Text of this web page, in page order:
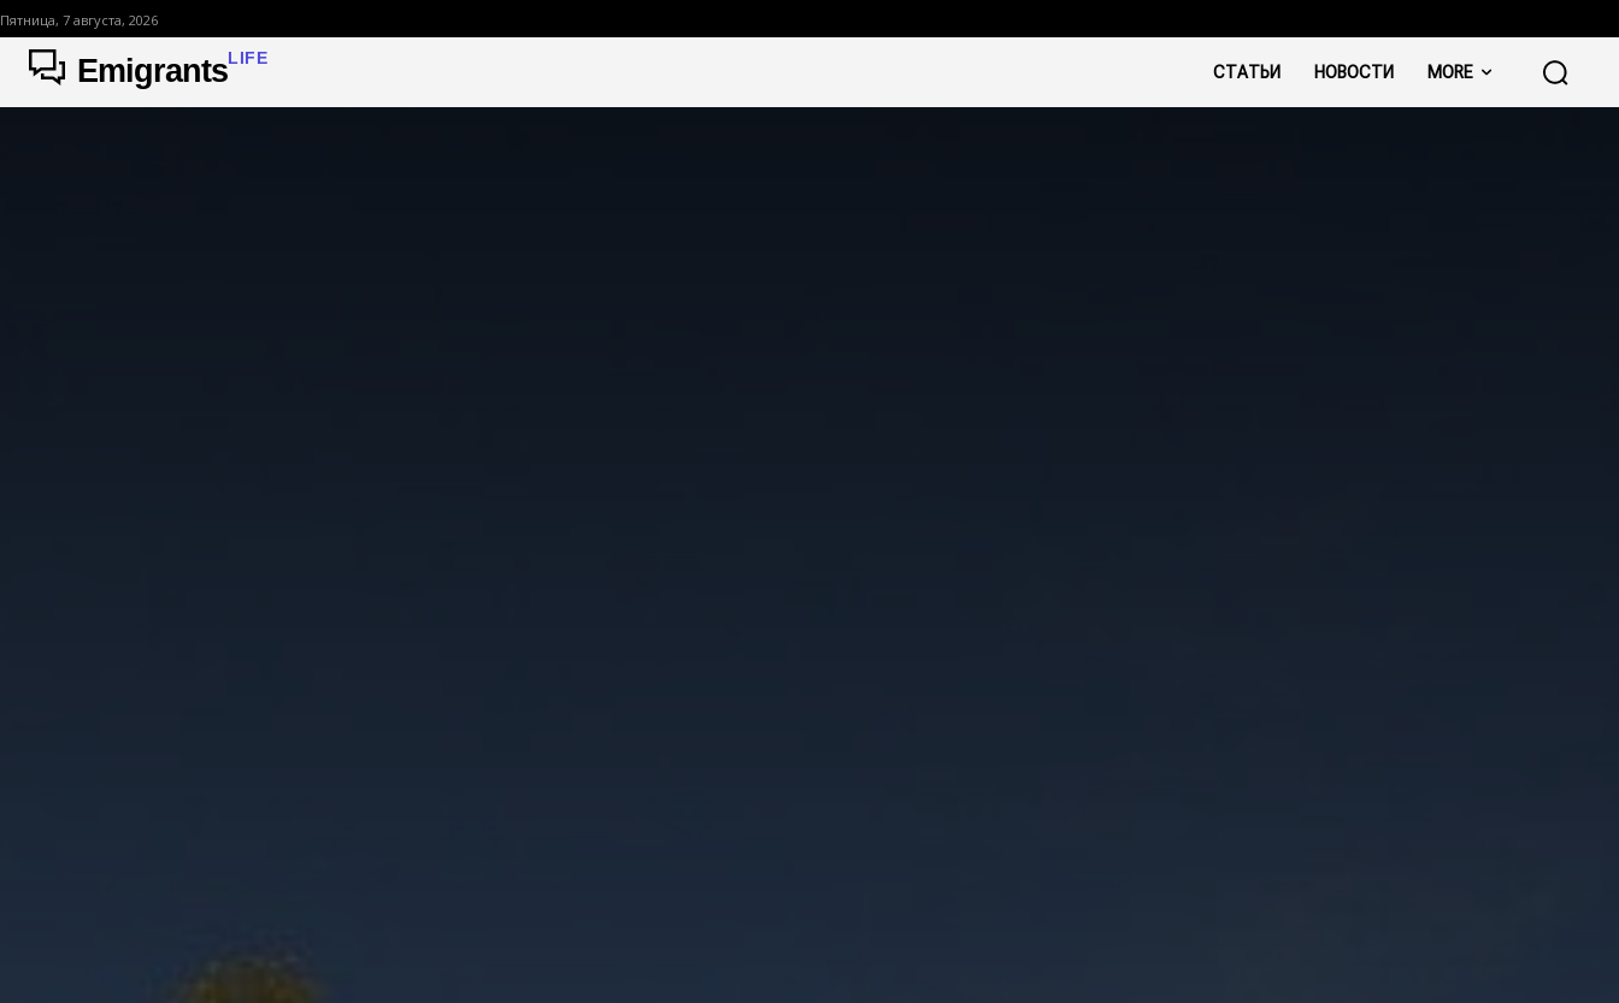
Пятница, 7 августа, 2026
EmigrantsLIFE
СТАТЬИ НОВОСТИ MORE